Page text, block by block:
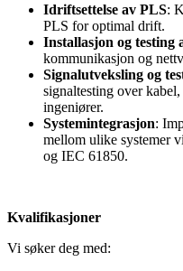
Idriftsettelse av PLS:
PLS for optimal drift.
Installasjon og testing
kommunikasjon og
Signalutveksling og
signaltesting over
ingeniører.
Systemintegrasjon:
mellom ulike systemer
og IEC 61850.
Kvalifikasjoner
Vi søker deg med: